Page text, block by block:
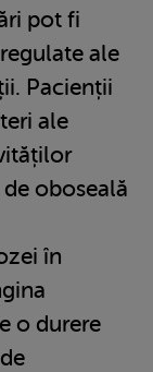
pot fi
ale
Pacienții
ale
oboseală
în
o durere